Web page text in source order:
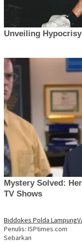
Biddokes Polda Lampung
Penulis: ISPtimes.com
Sebarkan